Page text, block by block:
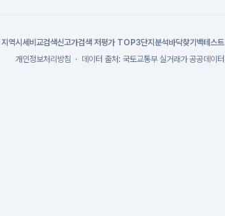
지역시세 비교검색신고가검색 저평가 TOP3단지분석 바닥찾기 백테스트
개인정보처리방침 · 데이터 출처: 국토교통부 실거래가 공공데이터